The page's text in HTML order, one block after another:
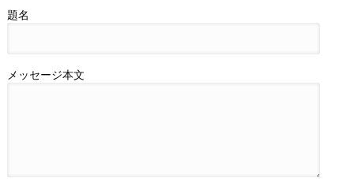
題名
メッセージ本文